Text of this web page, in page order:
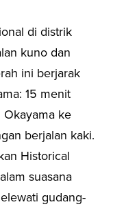
di distrik
kuno dan
ini berjarak
15 menit
Okayama ke
berjalan kaki.
Historical
suasana
gudang-